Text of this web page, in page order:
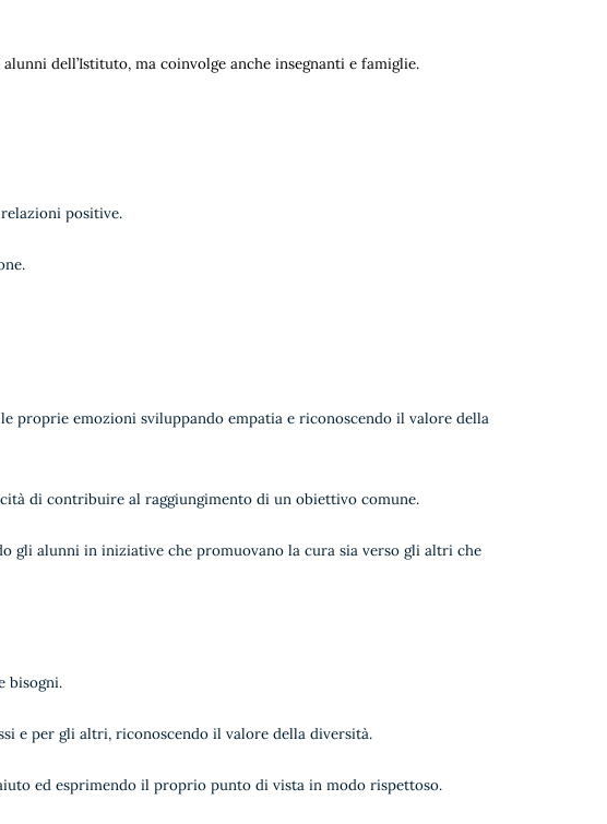
dell’Istituto, ma coinvolge anche insegnanti e famiglie.
positive.
proprie emozioni sviluppando empatia e riconoscendo il valore della
di contribuire al raggiungimento di un obiettivo comune.
gli alunni in iniziative che promuovano la cura sia verso gli altri che
bisogni.
e per gli altri, riconoscendo il valore della diversità.
ed esprimendo il proprio punto di vista in modo rispettoso.